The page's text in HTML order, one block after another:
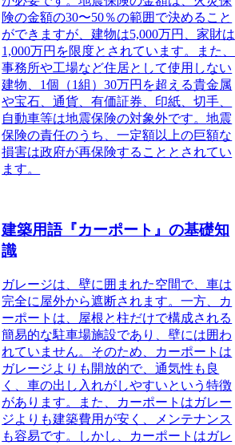
険の金額の30〜50％の範囲で決めること
ができますが、建物は5,000万円、家財は
1,000万円を限度とされています。また、
事務所や工場など住居として使用しない
建物、1個（1組）30万円を超える貴金属
や宝石、通貨、有価証券、印紙、切手、
自動車等は地震保険の対象外です。地震
保険の責任のうち、一定額以上の巨額な
損害は政府が再保険することとされてい
ます。
建築用語『カーポート』の基礎知
識
ガレージは、壁に囲まれた空間で、車は
完全に屋外から遮断されます。一方、カ
ーポートは、屋根と柱だけで構成される
簡易的な駐車場施設であり、壁には囲わ
れていません。 そのため、カーポートは
ガレージよりも開放的で、通気性も良
く、車の出し入れがしやすいという特徴
があります。また、カーポートはガレー
ジよりも建築費用が安く、メンテナンス
も容易です。しかし、カーポートはガレ